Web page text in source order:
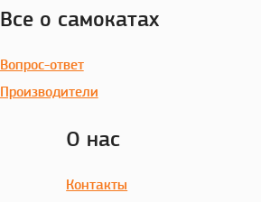
Все о самокатах
Вопрос-ответ
Производители
О нас
Контакты